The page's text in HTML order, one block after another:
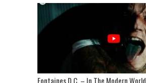
Fontaines D.C. – In The Modern World